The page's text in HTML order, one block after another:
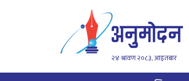
२४ श्रावण २०८३, आइतबार